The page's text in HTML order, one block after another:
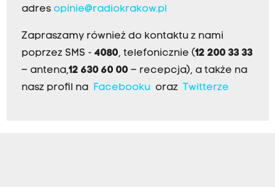
adres opinie@radiokrakow.pl
Zapraszamy również do kontaktu z nami
poprzez SMS - 4080, telefonicznie (12 200 33 33
– antena,12 630 60 00 – recepcja), a także na
nasz profil na Facebookuoraz Twitterze